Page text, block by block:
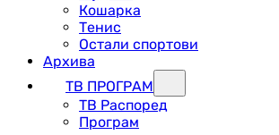
Кошарка
Тенис
Остали спортови
Архива
ТВ ПРОГРАМ
ТВ Распоред
Програм